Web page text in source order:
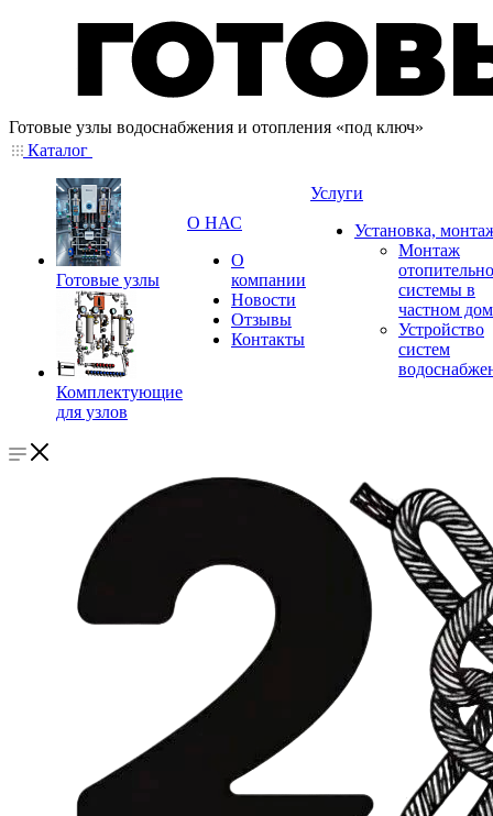
Готовые узлы водоснабжения и отопления «под ключ»
Каталог
Готовые узлы
Комплектующие
для узлов
О НАС
О
компании
Новости
Отзывы
Контакты
Услуги
Установка,
Монтаж
системы в
частном
Устройство
систем